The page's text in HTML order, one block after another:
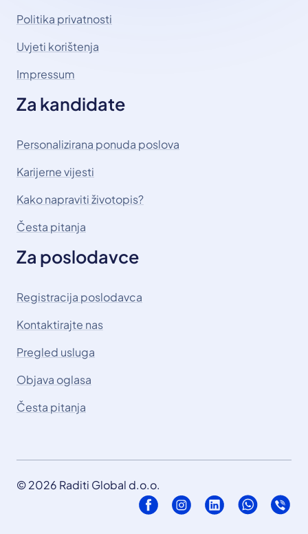
Politika privatnosti
Uvjeti korištenja
Impressum
Za kandidate
Personalizirana ponuda poslova
Karijerne vijesti
Kako napraviti životopis?
Česta pitanja
Za poslodavce
Registracija poslodavca
Kontaktirajte nas
Pregled usluga
Objava oglasa
Česta pitanja
© 2026 Raditi Global d.o.o.